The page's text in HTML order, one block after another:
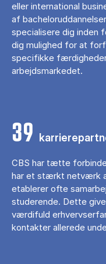
eller international
af
specialisere dig inden
dig mulighed for at
specifikke
arbejdsmarkedet.
39
CBS har tætte
har et stærkt netværk
etablerer ofte
studerende. Dette
værdifuld
kontakter allerede